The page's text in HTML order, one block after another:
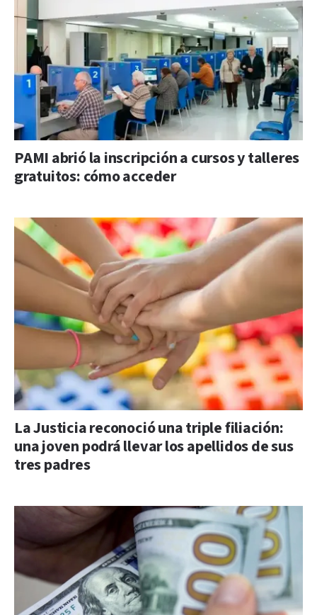
PAMI abrió la inscripción a cursos y talleres
gratuitos: cómo acceder
La Justicia reconoció una triple filiación:
una joven podrá llevar los apellidos de sus
tres padres